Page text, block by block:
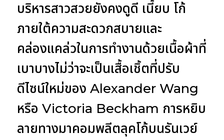
บริหารสาวสวยยังคงดูดี เนี้ยบ โก้
ภายใต้ความสะดวกสบายและ
คล่องแคล่วในการทำงานด้วยเนื้อผ้าที่
เบาบางไม่ว่าจะเป็นเสื้อเชิ้ตที่ปรับ
ดีไซน์ใหม่ของ Alexander Wang
หรือ Victoria Beckham การหยิบ
ลายทางมาคอมพลีตลุคโก้บนรันเวย์